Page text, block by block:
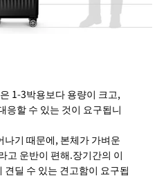
1-3박용보다 용량이 크고,
응할 수 있는 것이 요구됩니
나기 때문에, 본체가 가벼운
고 운반이 편해.장기간의 이
딜 수 있는 견고함이 요구됩